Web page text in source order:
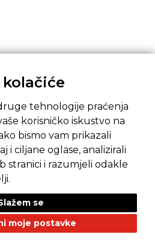
tehnologije praćenja
korisničko iskustvo na
bismo vam prikazali
i ciljane oglase, analizirali
stranici i razumjeli odakle
se
moje postavke
Opći uvjeti prodaje